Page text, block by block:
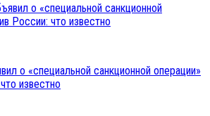
о «специальной санкционной операции»
известно